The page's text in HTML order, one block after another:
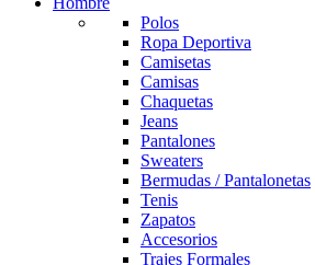
Polos
Ropa Deportiva
Camisetas
Camisas
Chaquetas
Jeans
Pantalones
Sweaters
Bermudas / Pantalonetas
Tenis
Zapatos
Accesorios
Trajes Formales